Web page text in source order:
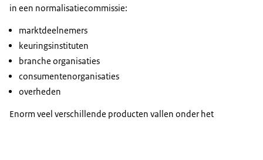
in een normalisatiecommissie:
marktdeelnemers
keuringsinstituten
branche organisaties
consumentenorganisaties
overheden
Enorm veel verschillende producten vallen onder het